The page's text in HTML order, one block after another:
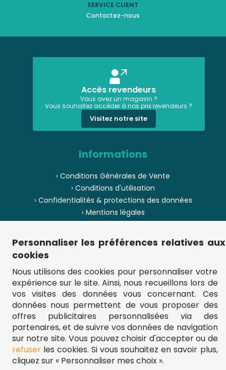
SERVICE CLIENT
Contactez-nous
Accès revendeurs
Vous avez un magasin ?
Vous souhaitez accéder à nos prix revendeurs ?
Visitez notre site
Informations
› Conditions Générales de Vente
› Conditions d'utilisation
› Confidentialités & protections des données
› Mentions légales
› Paiement
› Pièces de puzzle manquantes ?
› Plan du site
** Frais d'envoi = 6,95 € (France) / gratuit à partir de 45 €.
fou-de-puzzle.com : le site référence pour acheter des puzzles de
qualité à bon prix.
© Fou-de-puzzle.com 2011 - 2026
Personnaliser les préférences relatives aux
cookies
Nous utilisons des cookies pour personnaliser votre
expérience sur le site. Ainsi, nous recueillons lors de
vos visites des données vous concernant. Ces
données nous permettent de vous proposer des
offres publicitaires personnalisées via des
partenaires, et de suivre vos données de navigation
sur notre site. Vous pouvez choisir d'accepter ou de
refuserles cookies. Si vous souhaitez en savoir plus,
cliquez sur « Personnaliser mes choix ».